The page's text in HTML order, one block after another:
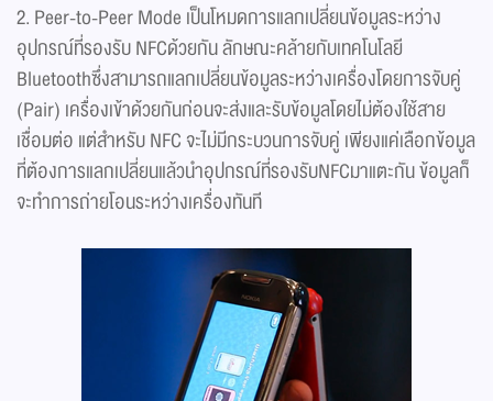
2. Peer-to-Peer Mode เป็นโหมดการแลกเปลี่ยนข้อมูลระหว่าง
อุปกรณ์ที่รองรับ NFCด้วยกัน ลักษณะคล้ายกับเทคโนโลยี
Bluetoothซึ่งสามารถแลกเปลี่ยนข้อมูลระหว่างเครื่องโดยการจับคู่
(Pair) เครื่องเข้าด้วยกันก่อนจะส่งและรับข้อมูลโดยไม่ต้องใช้สาย
เชื่อมต่อ แต่สำหรับ NFC จะไม่มีกระบวนการจับคู่ เพียงแค่เลือกข้อมูล
ที่ต้องการแลกเปลี่ยนแล้วนำอุปกรณ์ที่รองรับNFCมาแตะกัน ข้อมูลก็
จะทำการถ่ายโอนระหว่างเครื่องทันที